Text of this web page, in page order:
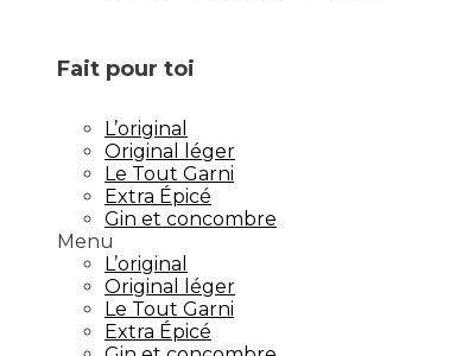
Fait pour toi
L’original
Original léger
Le Tout Garni
Extra Épicé
Gin et concombre
Menu
L’original
Original léger
Le Tout Garni
Extra Épicé